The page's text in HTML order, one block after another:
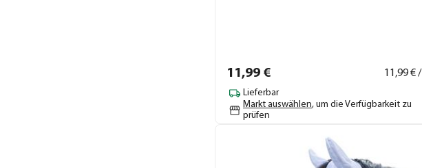
11,99 € 11,99€ / l
Lieferbar
Markt auswählen, um die Verfügbarkeit zu
prüfen